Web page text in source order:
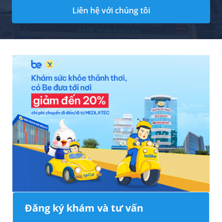
Liên hệ với chúng tôi
Đăng ký khám và tư vấn